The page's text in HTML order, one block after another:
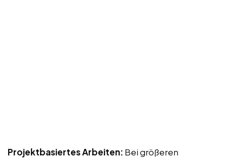
Projektbasiertes Arbeiten: Bei größeren